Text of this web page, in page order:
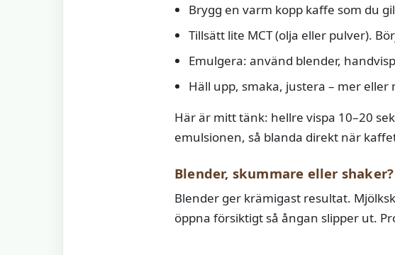
Brygg en varm kopp kaffe som du
Tillsätt lite MCT (olja eller pulver).
Emulgera: använd blender,
Häll upp, smaka, justera – mer eller
Här är mitt tänk: hellre vispa 10–20
emulsionen, så blanda direkt när
Blender, skummare eller shaker?
Blender ger krämigast resultat.
öppna försiktigt så ångan slipper ut.